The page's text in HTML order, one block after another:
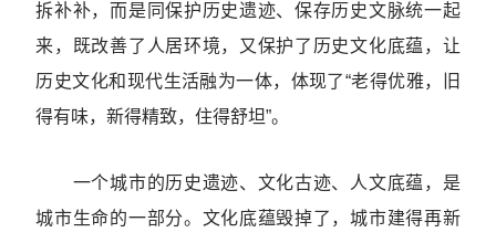
拆补补，而是同保护历史遗迹、保存历史文脉统一起
来，既改善了人居环境，又保护了历史文化底蕴，让
历史文化和现代生活融为一体，体现了“老得优雅，旧
得有味，新得精致，住得舒坦”。
一个城市的历史遗迹、文化古迹、人文底蕴，是
城市生命的一部分。文化底蕴毁掉了，城市建得再新